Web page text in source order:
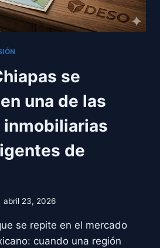
se
una de las
inmobiliarias
de
abril 23, 2026
se repite en el mercado
cuando una región